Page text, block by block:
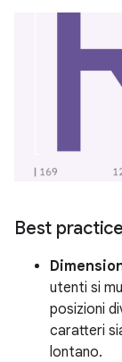
Best
utenti si
posizioni
caratteri
lontano.